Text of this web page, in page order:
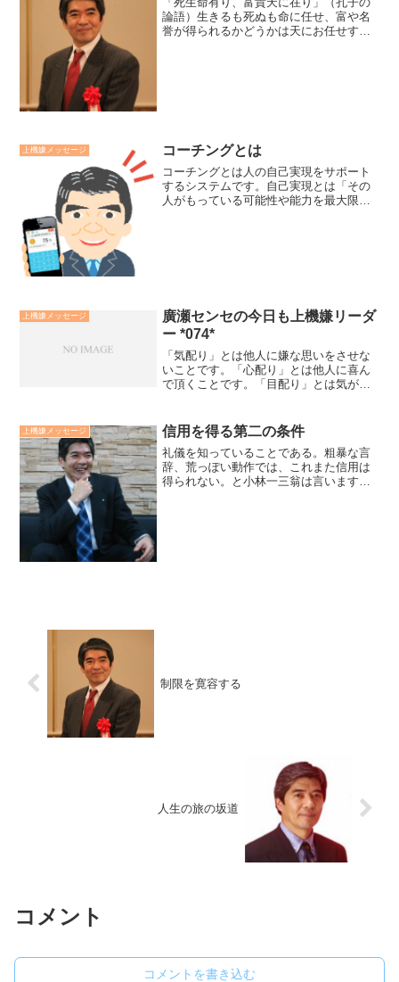
論語）生きるも死ぬも命に任せ、富や名
誉が得られるかどうかは天にお任せす
上機嫌メッセージ コーチングとは
コーチングとは人の自己実現をサポート
するシステムです。自己実現とは「その
人がもっている可能性や能力を最大限に
上機嫌メッセージ
廣瀬センセの今日も上機嫌リーダ
ー *074*
「気配り」とは他人に嫌な思いをさせな
いことです。「心配り」とは他人に喜ん
で頂くことです。「目配り」とは気がつ
「おもてなし」出来る人だと思っていま
す。おもてなしは決して義...
上機嫌メッセージ 信用を得る第二の条件
礼儀を知っていることである。粗暴な言
辞、荒っぽい動作では、これまた信用は
得られない。と小林一三翁は言います。
制限を寛容する
人生の旅の坂道
コメント
コメントを書き込む